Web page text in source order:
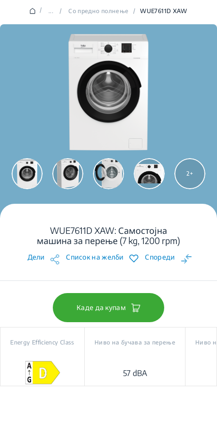
/ ... / Со предно полнење / WUE7611D XAW
2
WUE7611D XAW: Самостојна
машина за перење (7 kg, 1200 rpm)
Дели Список на желби Спореди
Каде да купам
Energy Efficiency Class Ниво на бучава за перење
57 dBA
Ниво